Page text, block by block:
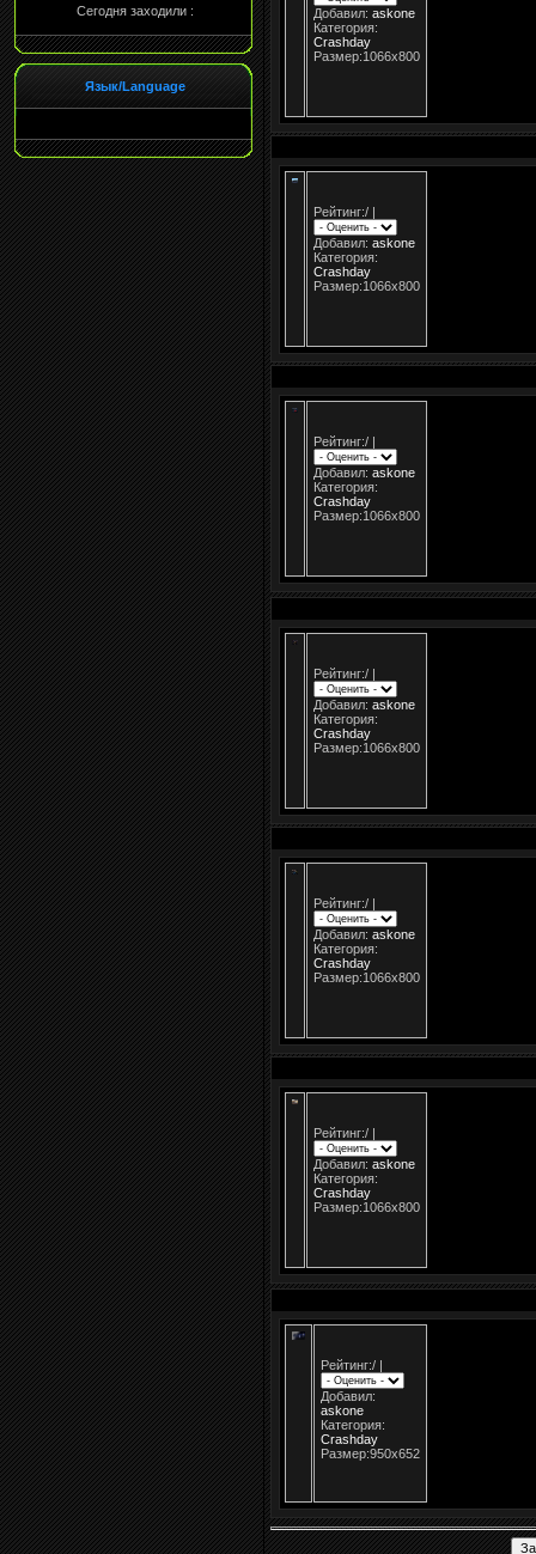
Сегодня заходили :
Язык/Language
Добавил: askone
Категория:
Crashday
Размер:1066x800
Рейтинг:/ |
Добавил: askone
Категория:
Crashday
Размер:1066x800
Рейтинг:/ |
Добавил: askone
Категория:
Crashday
Размер:1066x800
Рейтинг:/ |
Добавил: askone
Категория:
Crashday
Размер:1066x800
Рейтинг:/ |
Добавил: askone
Категория:
Crashday
Размер:1066x800
Рейтинг:/ |
Добавил: askone
Категория:
Crashday
Размер:1066x800
Рейтинг:/ |
Добавил:
askone
Категория:
Crashday
Размер:950x652